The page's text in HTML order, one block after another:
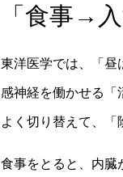
「食事→
東洋医学では、「昼
感神経を働かせる「
よく切り替えて、
食事をとると、内臓